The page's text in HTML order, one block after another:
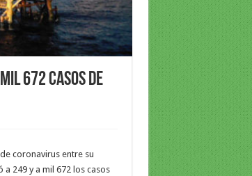
672 casos de
coronavirus entre su
249 y a mil 672 los casos